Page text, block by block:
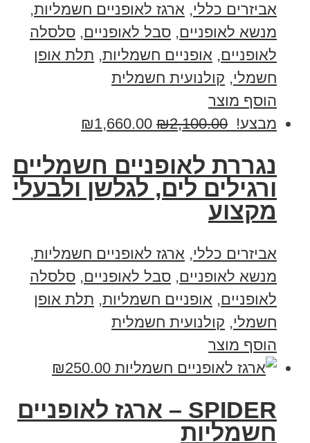
אביזרים כללי, ארגז לאופניים חשמליות,
מנשא לאופניים, סבל לאופניים, סלסלה
לאופניים, אופניים חשמליות, תלת אופן
חשמלי, קולנועית חשמלית
הוסף מוצר
מבצע!
₪2,100.00
₪1,660.00
נגררת לאופניים חשמליים
ורגילים לים, לגלשן ולבעלי
מקצוע
אביזרים כללי, ארגז לאופניים חשמליות,
מנשא לאופניים, סבל לאופניים, סלסלה
לאופניים, אופניים חשמליות, תלת אופן
חשמלי, קולנועית חשמלית
הוסף מוצר
₪250.00
SPIDER – ארגז לאופניים
חשמליות